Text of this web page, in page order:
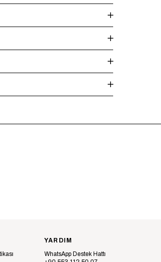
YARDIM
WhatsApp Destek Hattı